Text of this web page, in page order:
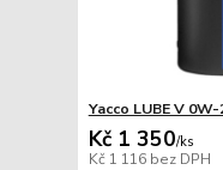
Yacco LUBE V
Kč 1 350/ks
Kč 1 116 bez DPH